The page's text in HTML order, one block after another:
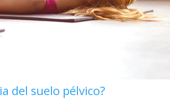
del suelo pélvico?